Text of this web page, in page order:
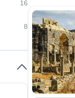
16
8